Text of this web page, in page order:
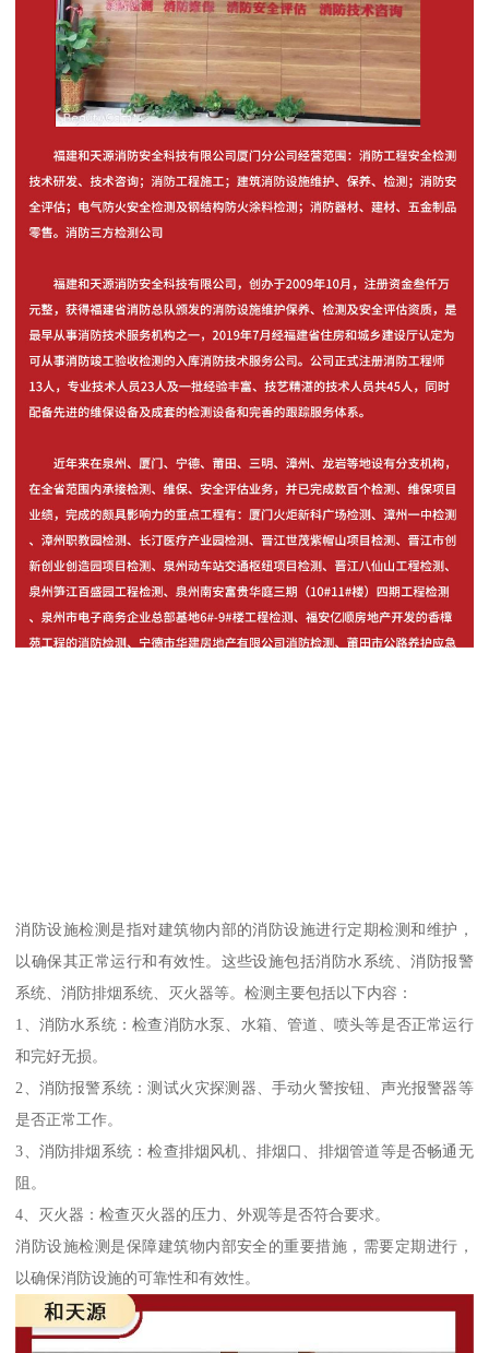
消防设施检测是指对建筑物内部的消防设施进行定期检测和维护，
以确保其正常运行和有效性。这些设施包括消防水系统、消防报警
系统、消防排烟系统、灭火器等。检测主要包括以下内容：
1、消防水系统：检查消防水泵、水箱、管道、喷头等是否正常运行
和完好无损。
2、消防报警系统：测试火灾探测器、手动火警按钮、声光报警器等
是否正常工作。
3、消防排烟系统：检查排烟风机、排烟口、排烟管道等是否畅通无
阻。
4、灭火器：检查灭火器的压力、外观等是否符合要求。
消防设施检测是保障建筑物内部安全的重要措施，需要定期进行，
以确保消防设施的可靠性和有效性。